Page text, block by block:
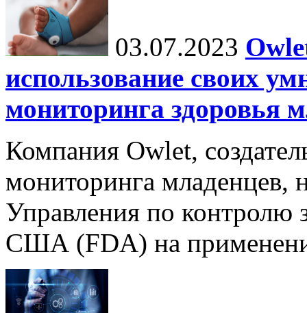
03.07.2023
использование своих
мониторинга здоровья
Компания Owlet,
мониторинга младенцев,
Управления по контролю
США (FDA) на